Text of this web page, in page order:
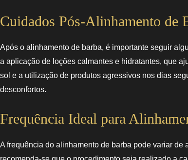
Cuidados Pós-Alinhamento de
Após o alinhamento de barba, é importante seguir
a aplicação de loções calmantes e hidratantes, que
sol e a utilização de produtos agressivos nos dias
desconfortos.
Frequência Ideal para
A frequência do alinhamento de barba pode variar